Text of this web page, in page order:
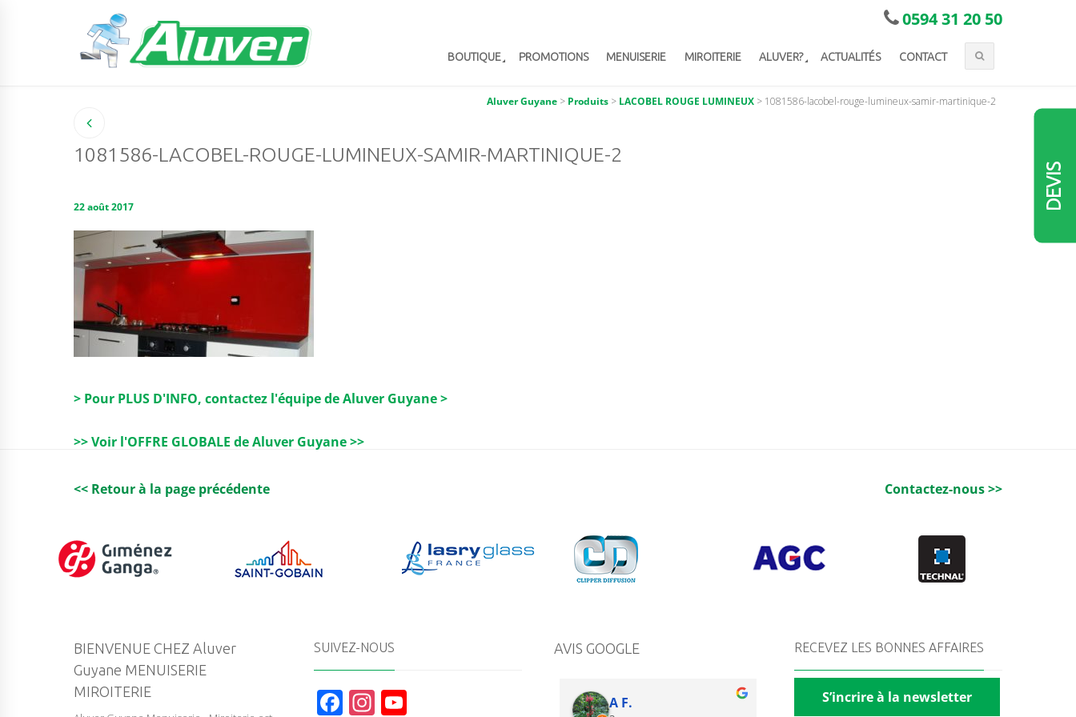
0594 31 20 50
BOUTIQUE PROMOTIONS MENUISERIE MIROITERIE ALUVER? ACTUALITÉS CONTACT
DEVIS
Aluver Guyane > Produits > LACOBEL ROUGE LUMINEUX > 1081586-lacobel-rouge-lumineux-samir-martinique-2
1081586-LACOBEL-ROUGE-LUMINEUX-SAMIR-MARTINIQUE-2
22 août 2017
> Pour PLUS D'INFO, contactez l'équipe de Aluver Guyane >
>> Voir l'OFFRE GLOBALE de Aluver Guyane >>
<< Retour à la page précédente Contactez-nous >>
BIENVENUE CHEZ Aluver
Guyane MENUISERIE
MIROITERIE
SUIVEZ-NOUS
F In
AVIS GOOGLE
A F.
RECEVEZ LES BONNES AFFAIRES
S’incrire à la newsletter